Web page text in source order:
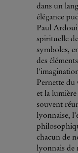
dans un
élégance
Paul
spirituelle
symboles,
des
Pernette du
et la
souvent
lyonnaise,
chacun de
lyonnais de